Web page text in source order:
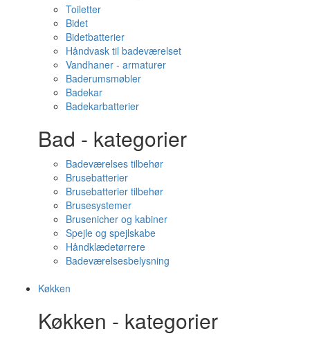
Toiletter
Bidet
Bidetbatterier
Håndvask til badeværelset
Vandhaner - armaturer
Baderumsmøbler
Badekar
Badekarbatterier
Bad - kategorier
Badeværelses tilbehør
Brusebatterier
Brusebatterier tilbehør
Brusesystemer
Brusenicher og kabiner
Spejle og spejlskabe
Håndklædetørrere
Badeværelsesbelysning
Køkken
Køkken - kategorier